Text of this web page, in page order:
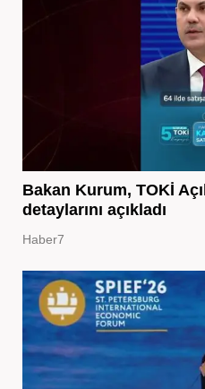
Bakan Kurum, TOKİ
detaylarını açıkladı
Haber7